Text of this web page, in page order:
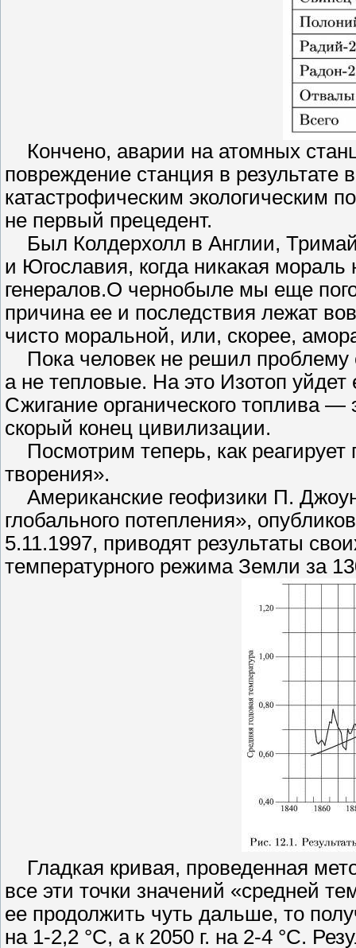
Кончено, аварии на атомных
повреждение станция в результате
катастрофическим экологическим
не первый прецедент.
Был Колдерхолл в Англии,
и Югославия, когда никакая
генералов.О чернобыле мы еще
причина ее и последствия лежат
чисто моральной, или, скорее,
Пока человек не решил проблему
а не тепловые. На это Изотоп
Сжигание органического топлива
скорый конец цивилизации.
Посмотрим теперь, как реагирует
творения».
Американские геофизики П.
глобального потепления»,
5.11.1997, приводят результаты
температурного режима Земли за
Гладкая кривая, проведенная
все эти точки значений «средней
ее продолжить чуть дальше, то
на 1-2,2 °С, а к 2050 г. на 2-4 °С.